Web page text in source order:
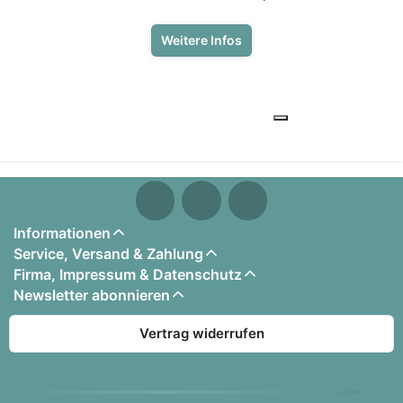
Weitere Infos
Informationen
Service, Versand & Zahlung
Firma, Impressum & Datenschutz
Newsletter abonnieren
Vertrag widerrufen